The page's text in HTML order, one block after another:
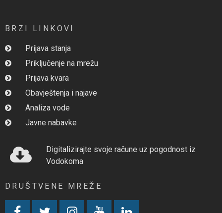
BRZI LINKOVI
Prijava stanja
Priključenje na mrežu
Prijava kvara
Obavještenja i najave
Analiza vode
Javne nabavke
Digitalizirajte svoje račune uz pogodnost iz
Vodokoma
DRUŠTVENE MREŽE